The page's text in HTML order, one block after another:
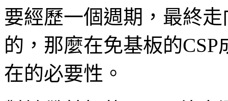
要經歷一個週期，最終
的，那麼在免基板的
在的必要性。